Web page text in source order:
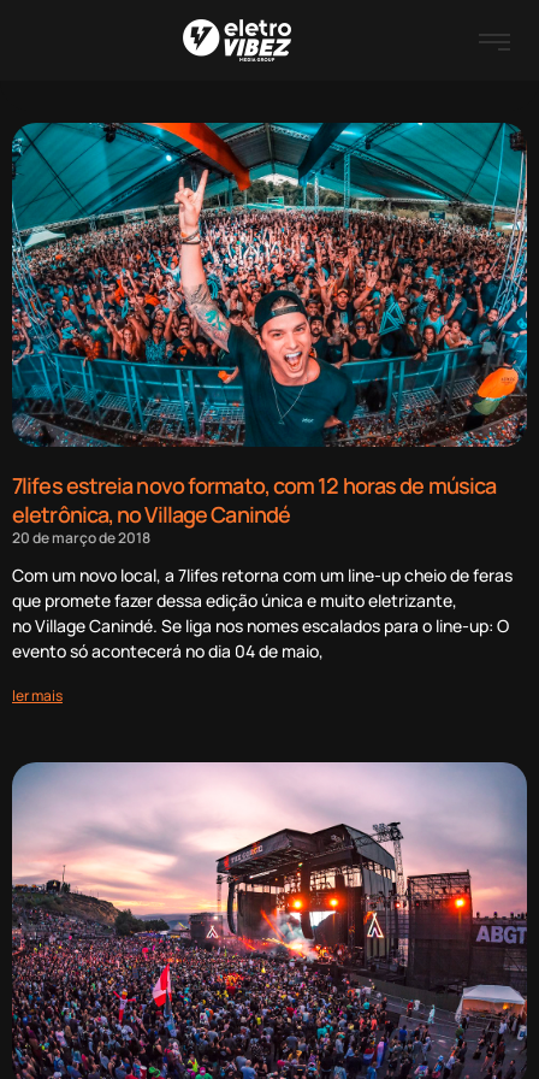
7lifes estreia novo formato, com 12 horas de música
eletrônica, no Village Canindé
20 de março de 2018
Com um novo local, a 7lifes retorna com um line-up cheio de feras
que promete fazer dessa edição única e muito eletrizante,
no Village Canindé. Se liga nos nomes escalados para o line-up: O
evento só acontecerá no dia 04 de maio,
ler mais